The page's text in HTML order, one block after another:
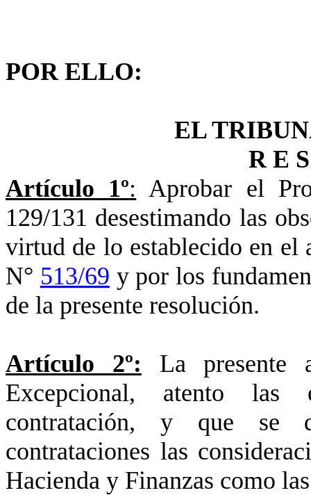
POR ELLO:
EL
R E
Artículo 1º: Aprobar el
129/131 desestimando las
virtud de lo establecido en
N° 513/69 y por los
de la presente resolución.
Artículo 2º: La presente
Excepcional, atento las
contratación, y que se
contrataciones las
Hacienda y Finanzas como